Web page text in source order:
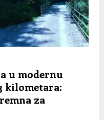
u modernu
kilometara:
za